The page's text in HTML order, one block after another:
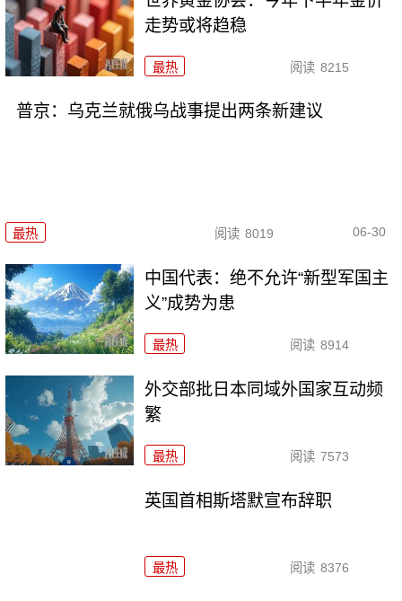
走势或将趋稳
最热 阅读 8215
普京：乌克兰就俄乌战事提出两条新建议
最热 阅读 8019 06-30
中国代表：绝不允许“新型军国主
义”成势为患
最热 阅读 8914
外交部批日本同域外国家互动频
繁
最热 阅读 7573
英国首相斯塔默宣布辞职
最热 阅读 8376